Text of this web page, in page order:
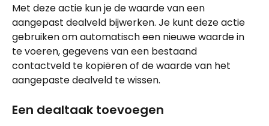
Met deze actie kun je de waarde van een
aangepast dealveld bijwerken. Je kunt deze actie
gebruiken om automatisch een nieuwe waarde in
te voeren, gegevens van een bestaand
contactveld te kopiëren of de waarde van het
aangepaste dealveld te wissen.
Een dealtaak toevoegen